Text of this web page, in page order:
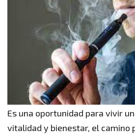
Es una oportunidad para vivir
vitalidad y bienestar, el camino